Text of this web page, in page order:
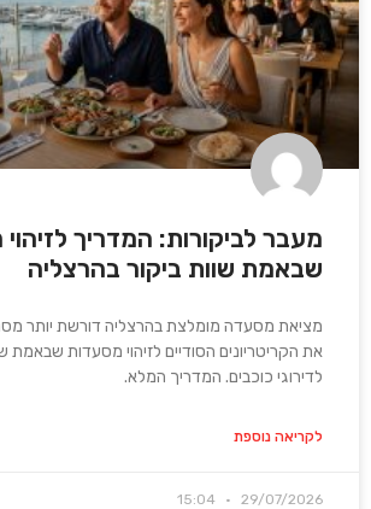
מעבר לביקורות: המדריך
שבאמת שוות ביקור בהרצליה
מציאת מסעדה מומלצת בהרצליה דורשת יותר
את הקריטריונים הסודיים לזיהוי מסעדות שבאמת
לדירוגי כוכבים. המדריך המלא.
לקריאה נוספת
29/07/2026